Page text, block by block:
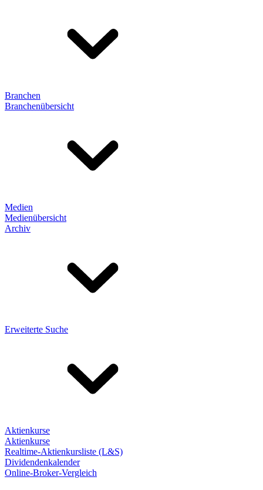
Branchen
Branchenübersicht
Medien
Medienübersicht
Archiv
Erweiterte Suche
Aktienkurse
Aktienkurse
Realtime-Aktienkursliste (L&S)
Dividendenkalender
Online-Broker-Vergleich